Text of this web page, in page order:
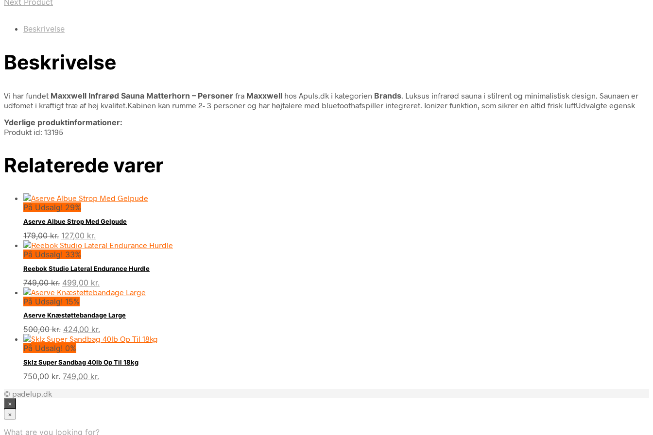
Beskrivelse
Beskrivelse
Vi har fundet Maxxwell Infrarød Sauna Matterhorn – Personer fra Maxxwell hos Apuls.dk i kategorien Brands . Luksus infrarød sauna i stilrent og minimalistisk design. Saunaen er
udfomet i kraftigt træ af høj kvalitet.Kabinen kan rumme 2- 3 personer og har højtalere med bluetoothafspiller integreret. Ionizer funktion, som sikrer en altid frisk luftUdvalgte egensk
Yderlige produktinformationer:
Produkt id: 13195
Relaterede varer
På Udsalg! 29%
Aserve Albue Strop Med Gelpude
179,00kr. Den
oprindelige
pris
var:
179,00 kr..
127,00 kr.
aktuelle
er:
127,00 kr..
På Udsalg! 33%
Reebok Studio Lateral Endurance Hurdle
749,00kr. Den
oprindelige
pris
var:
749,00 kr..
499,00 kr.
aktuelle
499,00 kr..
På Udsalg! 15%
Aserve Knæstøttebandage Large
500,00kr. Den
oprindelige
pris
var:
500,00 kr..
424,00 kr.
aktuelle
er:
424,00 kr..
På Udsalg! 0%
Sklz Super Sandbag 40lb Op Til 18kg
750,00kr. Den
749,00 kr.
© padelup.dk
×
×
What are you looking for?